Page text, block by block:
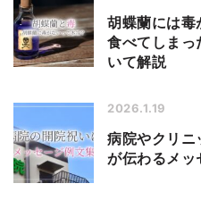
胡蝶蘭には毒
食べてしまっ
いて解説
2026.1.19
病院やクリニ
が伝わるメッ